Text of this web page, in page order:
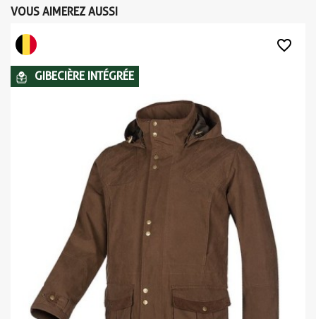
VOUS AIMEREZ AUSSI
GIBECIÈRE INTÉGRÉE
favorite_border